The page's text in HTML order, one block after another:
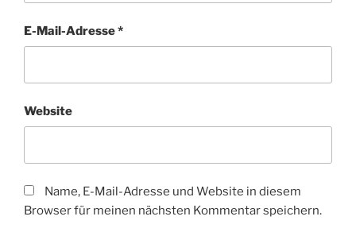
E-Mail-Adresse*
Website
Name, E-Mail-Adresse und Website in diesem
Browser für meinen nächsten Kommentar speichern.